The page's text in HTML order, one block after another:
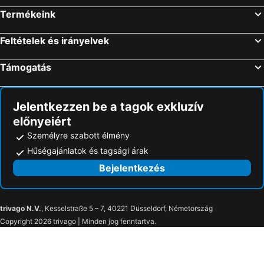
Termékeink
Feltételek és irányelvek
Támogatás
Jelentkezzen be a tagok exkluzív
előnyeiért
Személyre szabott élmény
Hűségajánlatok és tagsági árak
Bejelentkezés
trivago N.V., Kesselstraße 5 – 7, 40221 Düsseldorf, Németország
Copyright 2026 trivago | Minden jog fenntartva.